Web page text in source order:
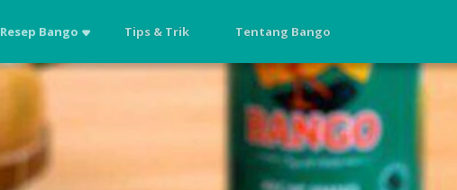
Resep Bango Tips & Trik Tentang Bango